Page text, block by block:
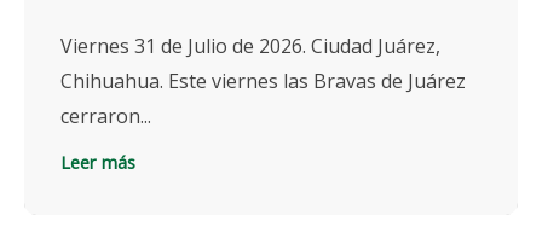
Viernes 31 de Julio de 2026. Ciudad Juárez,
Chihuahua. Este viernes las Bravas de Juárez
cerraron...
Leer más